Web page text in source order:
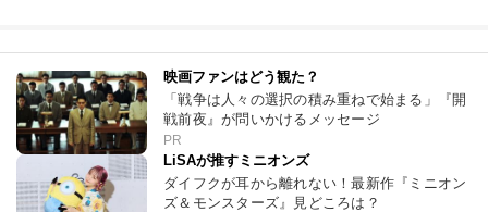
映画ファンはどう観た？
「戦争は人々の選択の積み重ねで始まる」『開
戦前夜』が問いかけるメッセージ
PR
LiSAが推すミニオンズ
ダイフクが耳から離れない！最新作『ミニオン
ズ＆モンスターズ』見どころは？